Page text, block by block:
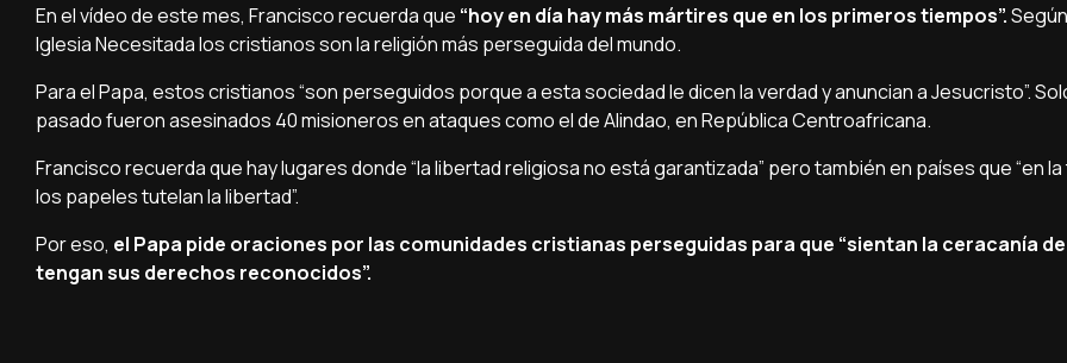
En el vídeo de este mes, Francisco recuerda que “hoy en día hay más mártires que en los primeros tiempos”.
Iglesia Necesitada los cristianos son la religión más perseguida del mundo.
Para el Papa, estos cristianos “son perseguidos porque a esta sociedad le dicen la verdad y anuncian a Jesucristo”.
pasado fueron asesinados 40 misioneros en ataques como el de Alindao, en República Centroafricana.
Francisco recuerda que hay lugares donde “la libertad religiosa no está garantizada” pero también en países que “en
los papeles tutelan la libertad”.
Por eso, el Papa pide oraciones por las comunidades cristianas perseguidas para que “sientan la ceracanía
tengan sus derechos reconocidos”.